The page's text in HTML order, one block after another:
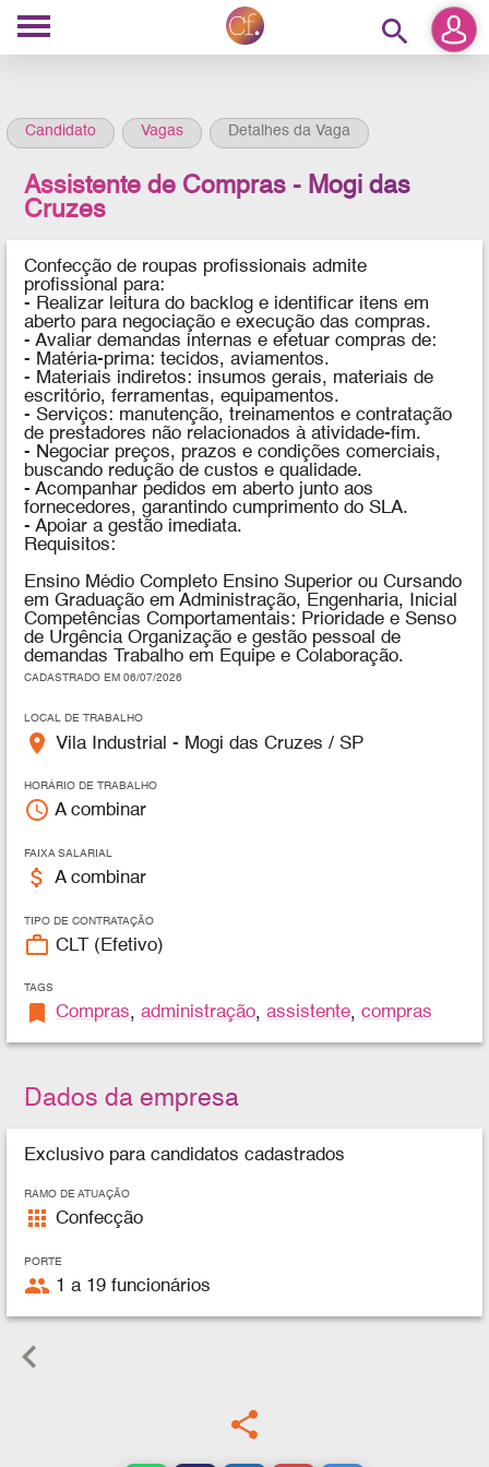
search
Candidato Vagas Detalhes da Vaga
Assistente de Compras - Mogi das
Cruzes
Confecção de roupas profissionais admite
profissional para:
- Realizar leitura do backlog e identificar itens em
aberto para negociação e execução das compras.
- Avaliar demandas internas e efetuar compras de:
- Matéria-prima: tecidos, aviamentos.
- Materiais indiretos: insumos gerais, materiais de
escritório, ferramentas, equipamentos.
- Serviços: manutenção, treinamentos e contratação
de prestadores não relacionados à atividade-fim.
- Negociar preços, prazos e condições comerciais,
buscando redução de custos e qualidade.
- Acompanhar pedidos em aberto junto aos
fornecedores, garantindo cumprimento do SLA.
- Apoiar a gestão imediata.
Requisitos:
Ensino Médio Completo Ensino Superior ou Cursando
em Graduação em Administração, Engenharia, Inicial
Competências Comportamentais: Prioridade e Senso
de Urgência Organização e gestão pessoal de
demandas Trabalho em Equipe e Colaboração.
CADASTRADO EM 06/07/2026
LOCAL DE TRABALHO
place Vila Industrial - Mogi das Cruzes / SP
HORÁRIO DE TRABALHO
access_time A combinar
FAIXA SALARIAL
attach_money A combinar
TIPO DE CONTRATAÇÃO
work_outline CLT (Efetivo)
TAGS
bookmark Compras,administração,assistente,compras
Dados da empresa
Exclusivo para candidatos cadastrados
RAMO DE ATUAÇÃO
apps Confecção
PORTE
people 1 a 19 funcionários
keyboard_arrow_left
share